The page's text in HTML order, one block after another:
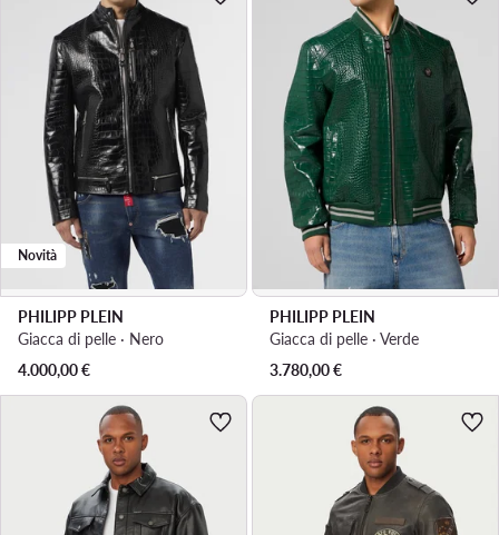
Novità
PHILIPP PLEIN
Giacca di pelle · Nero
4.000,00€
PHILIPP PLEIN
Giacca di pelle · Verde
3.780,00€